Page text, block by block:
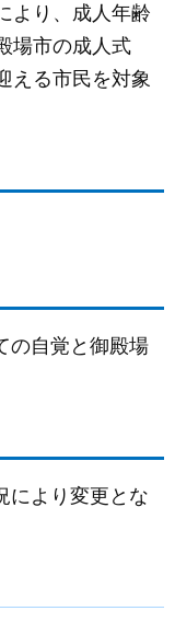
より、成人年齢
場市の成人式
える市民を対象
の自覚と御殿場
により変更とな